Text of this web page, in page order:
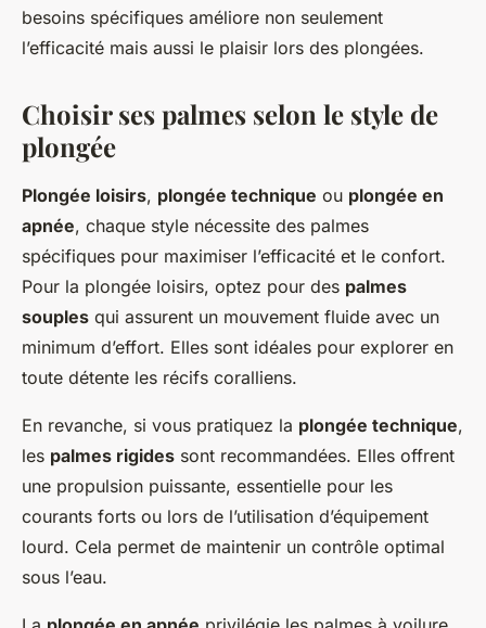
besoins spécifiques améliore non seulement
l’efficacité mais aussi le plaisir lors des plongées.
Choisir ses palmes selon le style de
plongée
Plongée loisirs, plongée technique ou plongée en
apnée, chaque style nécessite des palmes
spécifiques pour maximiser l’efficacité et le confort.
Pour la plongée loisirs, optez pour des palmes
souples qui assurent un mouvement fluide avec un
minimum d’effort. Elles sont idéales pour explorer en
toute détente les récifs coralliens.
En revanche, si vous pratiquez la plongée technique,
les palmes rigides sont recommandées. Elles offrent
une propulsion puissante, essentielle pour les
courants forts ou lors de l’utilisation d’équipement
lourd. Cela permet de maintenir un contrôle optimal
sous l’eau.